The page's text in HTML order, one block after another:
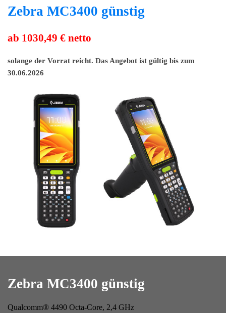
Zebra MC3400 günstig
ab 1030,49 € netto
solange der Vorrat reicht. Das Angebot ist gültig bis zum
30.06.2026
Zebra MC3400 günstig
Qualcomm® 4490 Octa-Core, 2,4 GHz